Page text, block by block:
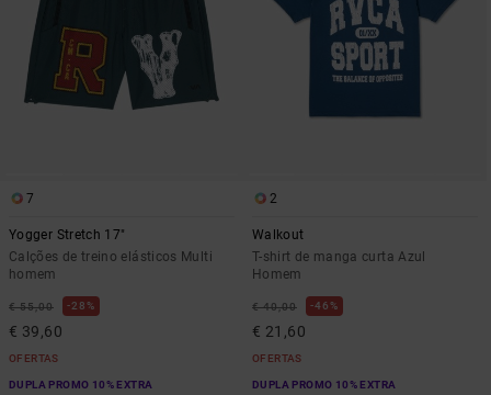
7
Yogger Stretch 17"
Calções de treino elásticos Multi
homem
€ 55,00 28%
€ 39,60
OFERTAS
DUPLA PROMO 10% EXTRA
2
Walkout
T-shirt de manga curta Azul
Homem
€ 40,00 46%
€ 21,60
OFERTAS
DUPLA PROMO 10% EXTRA